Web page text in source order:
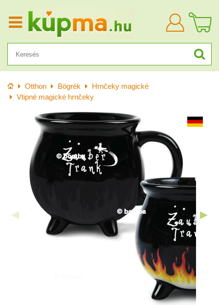
KezdőlapOtthon Bögrék
Hrnčeky magické
Vtipné magické hrnčeky